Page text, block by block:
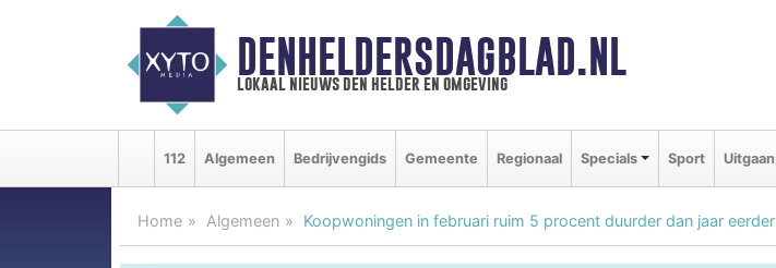
DENHELDERSDAGBLAD.NL
lokaal nieuws den helder en omgeving
112 Algemeen Bedrijvengids Gemeente Regionaal Specials Sport Uitgaan
Home Algemeen Koopwoningen in februari ruim 5 procent duurder dan jaar eerder